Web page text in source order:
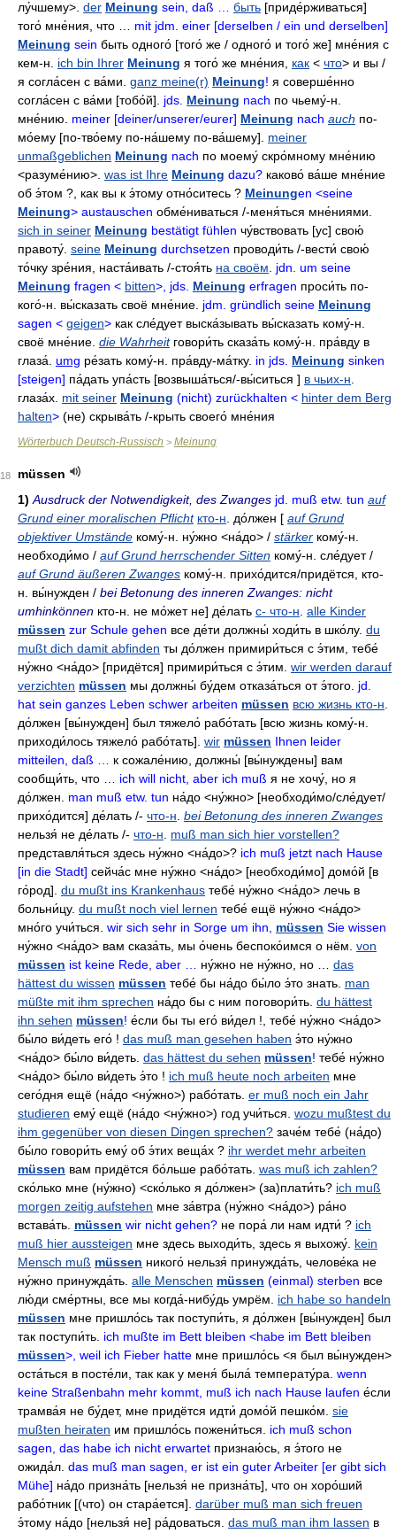
лу́чшему>. der Meinung sein, daß … быть [приде́рживаться]
того́ мне́ния что …
mit jdm. einer [derselben / ein und derselben]
Meinung sein быть одного́ [того́ же / одного́ и того́ же] мне́ния с
кем-н
ich bin Ihrer Meinung я того́ же мне́ния как < что> и вы /
я согла́сен с ва́ми ganz meine(r) Meinung! я соверше́нно
согла́сен с ва́ми [тобо́й]. jds. Meinung nach по чьему́-н
мне́нию
meiner [deiner/unserer/eurer] Meinung nach auch по-
мо́ему [по-тво́ему по-на́шему по-ва́шему].
meiner
unmaßgeblichen Meinung nach по моему́ скро́мному мне́нию
<разуме́нию>. was ist Ihre Meinung dazu? каково́ ва́ше мне́ние
об э́том ?, как вы к э́тому отно́ситесь ? Meinungen <seine
Meinung> austauschen обме́ниваться /-меня́ться мне́ниями
sich in seiner Meinung bestätigt fühlen чу́вствовать [ус] свою́
правоту́ seine Meinung durchsetzen проводи́ть /-вести́ свою́
то́чку зре́ния
наста́ивать /-стоя́ть на своём
jdn. um seine
Meinung fragen < bitten>, jds. Meinung erfragen проси́ть по-
кого́-н. вы́сказать своё мне́ние jdm. gründlich seine Meinung
sagen < geigen> как сле́дует выска́зывать вы́сказать кому́-н
своё мне́ние die Wahrheit говори́ть сказа́ть кому́-н
пра́вду в
глаза́ umg ре́зать кому́-н пра́вду-ма́тку. in jds. Meinung sinken
[steigen] па́дать упа́сть [возвыша́ться/-вы́ситься ] в чьих-н
глаза́х mit seiner Meinung (nicht) zurückhalten < hinter dem Berg
halten> (не) скрыва́ть /-крыть своего́ мне́ния
Wörterbuch Deutsch-Russisch > Meinung
18
müssen
1) Ausdruck der Notwendigkeit, des Zwanges jd. muß etw. tun auf
Grund einer moralischen Pflicht кто-н до́лжен [ auf Grund
objektiver Umstände кому́-н. ну́жно <на́до> / stärker кому́-н.
необходи́мо / auf Grund herrschender Sitten кому́-н. сле́дует /
auf Grund äußeren Zwanges кому́-н. прихо́дится/придётся, кто-
н. вы́нужден / bei Betonung des inneren Zwanges: nicht
umhinkönnen кто-н. не мо́жет не] де́лать с- что-н alle Kinder
müssen zur Schule gehen все де́ти должны́ ходи́ть в шко́лу. du
mußt dich damit abfinden ты до́лжен примири́ться с э́тим тебе́
ну́жно <на́до> [придётся] примири́ться с э́тим wir werden darauf
verzichten müssen мы должны́ бу́дем отказа́ться от э́того jd.
hat sein ganzes Leben schwer arbeiten müssen всю жизнь кто-н
до́лжен [вы́нужден] был тяжело́ рабо́тать [всю жизнь кому́-н.
приходи́лось тяжело́ рабо́тать]. wir müssen Ihnen leider
mitteilen, daß … к сожале́нию должны́ [вы́нуждены] вам
сообщи́ть что … ich will nicht, aber ich muß я не хочу́ но я
до́лжен
man muß etw. tun на́до <ну́жно> [необходи́мо/сле́дует/
прихо́дится] де́лать /- что-н bei Betonung des inneren Zwanges
нельзя́ не де́лать /- что-н
muß man sich hier vorstellen?
представля́ться здесь ну́жно <на́до>? ich muß jetzt nach Hause
[in die Stadt] сейча́с мне ну́жно <на́до> [необходи́мо] домо́й [в
го́род]. du mußt ins Krankenhaus тебе́ ну́жно <на́до> лечь в
больни́цу. du mußt noch viel lernen тебе́ ещё ну́жно <на́до>
мно́го учи́ться wir sich sehr in Sorge um ihn, müssen Sie wissen
ну́жно <на́до> вам сказа́ть мы о́чень беспоко́имся о нём von
müssen ist keine Rede, aber … ну́жно не ну́жно но …
das
hättest du wissen müssen тебе́ бы на́до бы́ло э́то знать man
müßte mit ihm sprechen на́до бы с ним поговори́ть du hättest
ihn sehen müssen! е́сли бы ты его́ ви́дел !, тебе́ ну́жно <на́до>
бы́ло ви́деть его́ ! das muß man gesehen haben э́то ну́жно
<на́до> бы́ло ви́деть das hättest du sehen müssen! тебе́ ну́жно
<на́до> бы́ло ви́деть э́то ! ich muß heute noch arbeiten мне
сего́дня ещё (на́до <ну́жно>) рабо́тать er muß noch ein Jahr
studieren ему́ ещё (на́до <ну́жно>) год учи́ться wozu mußtest du
ihm gegenüber von diesen Dingen sprechen? заче́м тебе́ (на́до)
бы́ло говори́ть ему́ об э́тих веща́х ? ihr werdet mehr arbeiten
müssen вам придётся бо́льше рабо́тать was muß ich zahlen?
ско́лько мне (ну́жно) <ско́лько я до́лжен> (за)плати́ть? ich muß
morgen zeitig aufstehen мне за́втра (ну́жно <на́до>) ра́но
встава́ть müssen wir nicht gehen? не пора́ ли нам идти́ ? ich
muß hier aussteigen мне здесь выходи́ть здесь я выхожу́ kein
Mensch muß müssen никого́ нельзя́ принужда́ть челове́ка не
ну́жно принужда́ть alle Menschen müssen (einmal) sterben все
лю́ди сме́ртны все мы когда́-нибу́дь умрём
ich habe so handeln
müssen мне пришло́сь так поступи́ть я до́лжен [вы́нужден] был
так поступи́ть ich mußte im Bett bleiben <habe im Bett bleiben
müssen>, weil ich Fieber hatte мне пришло́сь <я был вы́нужден>
оста́ться в посте́ли так как у меня́ была́ температу́ра wenn
keine Straßenbahn mehr kommt, muß ich nach Hause laufen е́сли
трамва́я не бу́дет, мне придётся идти́ домо́й пешко́м sie
mußten heiraten им пришло́сь пожени́ться
ich muß schon
sagen, das habe ich nicht erwartet признаю́сь я э́того не
ожида́л das muß man sagen, er ist ein guter Arbeiter [er gibt sich
Mühe] на́до призна́ть [нельзя́ не призна́ть], что он хоро́ший
рабо́тник [(что) он стара́ется]. darüber muß man sich freuen
э́тому на́до [нельзя́ не] ра́доваться das muß man ihm lassen в